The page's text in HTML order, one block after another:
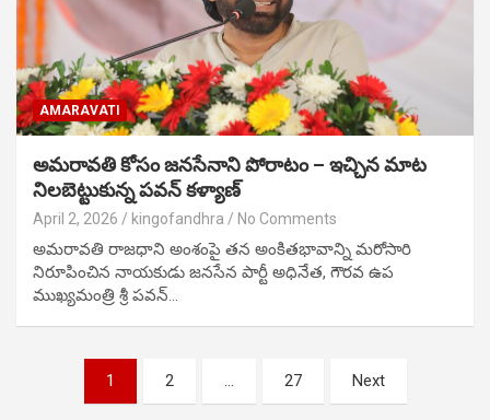
AMARAVATI
అమరావతి కోసం జనసేనాని పోరాటం – ఇచ్చిన మాట
నిలబెట్టుకున్న పవన్ కళ్యాణ్
April 2, 2026 kingofandhra No Comments
అమరావతి రాజధాని అంశంపై తన అంకితభావాన్ని మరోసారి
నిరూపించిన నాయకుడు జనసేన పార్టీ అధినేత, గౌరవ ఉప
ముఖ్యమంత్రి శ్రీ పవన్…
navigation
1 2 … 27 Next